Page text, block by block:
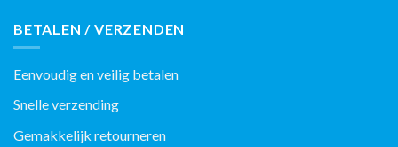
BETALEN / VERZENDEN
Eenvoudig en veilig betalen
Snelle verzending
Gemakkelijk retourneren